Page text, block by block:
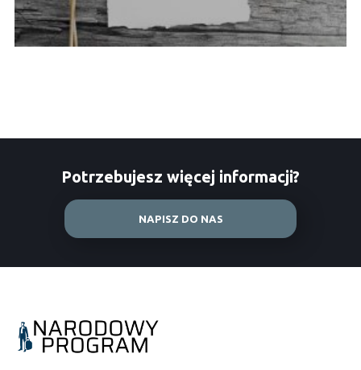
Potrzebujesz więcej informacji?
NAPISZ DO NAS